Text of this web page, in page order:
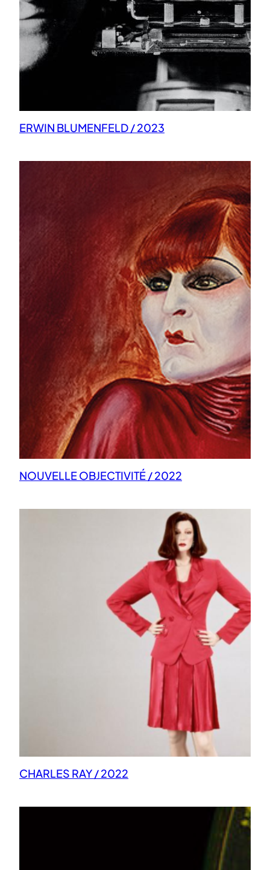
ERWIN BLUMENFELD / 2023
NOUVELLE OBJECTIVITÉ / 2022
CHARLES RAY / 2022